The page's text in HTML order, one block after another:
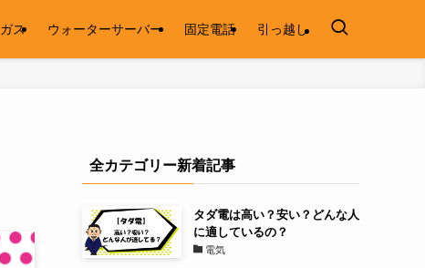
ガス ウォーターサーバー 固定電話 引っ越し
全カテゴリー新着記事
タダ電は高い？安い？どんな人
に適しているの？
電気